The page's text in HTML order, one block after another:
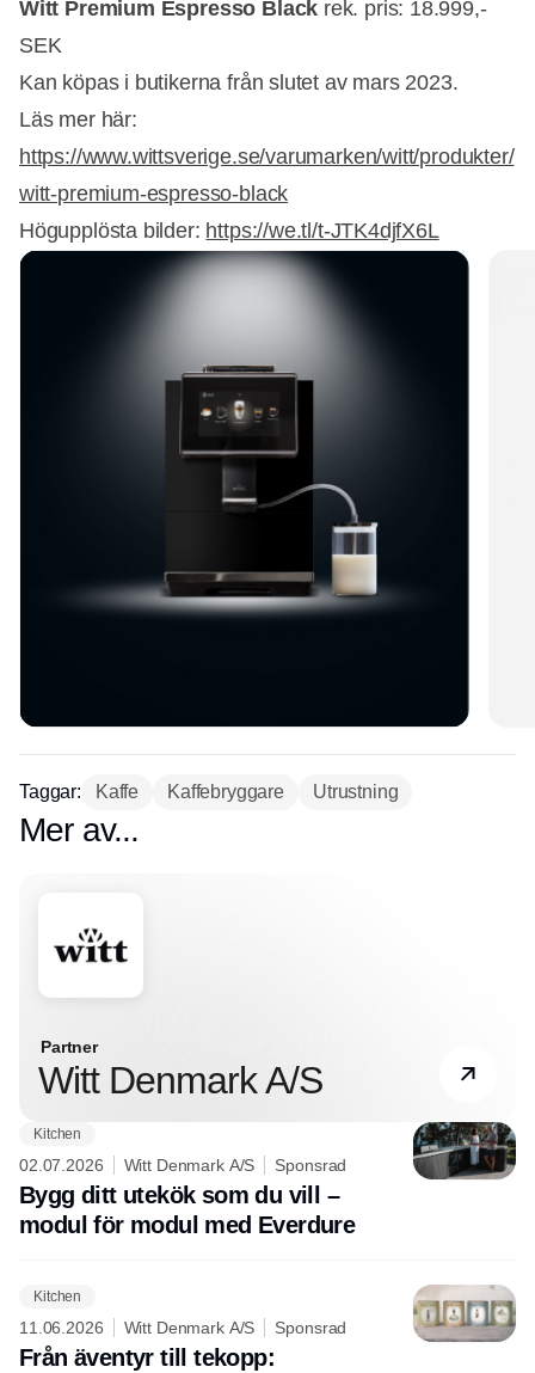
Witt Premium Espresso Black rek. pris: 18.999,-
SEK
Kan köpas i butikerna från slutet av mars 2023.
Läs mer här:
https://www.wittsverige.se/varumarken/witt/produkter/
witt-premium-espresso-black
Högupplösta bilder: https://we.tl/t-JTK4djfX6L
Taggar: Kaffe Kaffebryggare Utrustning
Mer av...
Partner
Witt Denmark A/S
Kitchen
02.07.2026 Witt Denmark A/S Sponsrad
Bygg ditt utekök som du vill –
modul för modul med Everdure
Kitchen
11.06.2026 Witt Denmark A/S Sponsrad
Från äventyr till tekopp: